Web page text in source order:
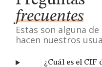
frecuentes
Estas son alguna
hacen nuestros
¿Cuál es el CIF